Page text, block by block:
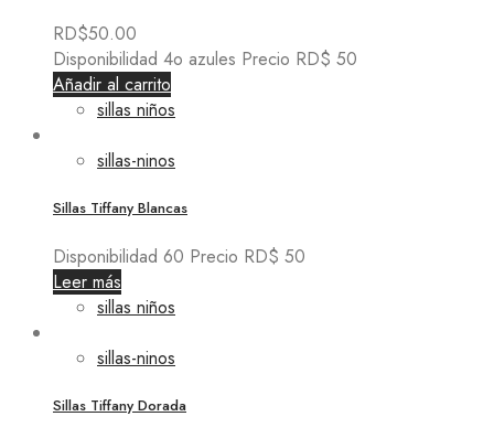
RD$50.00
Disponibilidad 4o azules Precio RD$ 50
Añadir al carrito
sillas niños
sillas-ninos
Sillas Tiffany Blancas
Disponibilidad 60 Precio RD$ 50
Leer más
sillas niños
sillas-ninos
Sillas Tiffany Dorada